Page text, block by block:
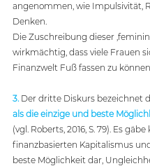
angenommen, wie Impulsivität,
Denken.
Die Zuschreibung dieser
wirkmächtig, dass viele Frauen
Finanzwelt Fuß fassen zu
3. Der dritte Diskurs bezeichnet
als die einzige und beste
(vgl. Roberts, 2016, S. 79). Es
finanzbasierten Kapitalismus
beste Möglichkeit dar,